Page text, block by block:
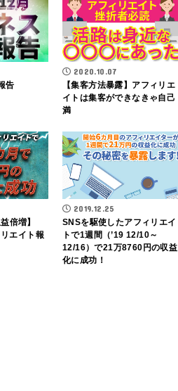
告
2020.10.07
【集客方法暴露】アフィリエ
イトは集客ができなきゃ自己
満
倍増】
エイト報
2019.12.25
SNSを駆使したアフィリエイ
トで1週間（’19 12/10～
12/16）で21万8760円の収益
化に成功！